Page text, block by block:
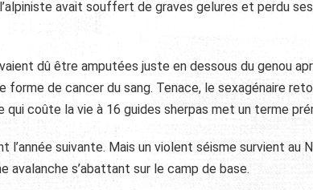
avait souffert de graves gelures et perdu
dû être amputées juste en dessous du genou
forme de cancer du sang. Tenace, le sexagénaire
qui coûte la vie à 16 guides sherpas met un terme
l’année suivante. Mais un violent séisme survient au
avalanche s’abattant sur le camp de base.